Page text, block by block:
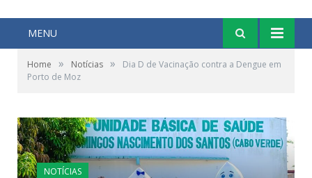
MENU
Home » Notícias »
Dia D de Vacinação contra a Dengue em
Porto de Moz
NOTÍCIAS